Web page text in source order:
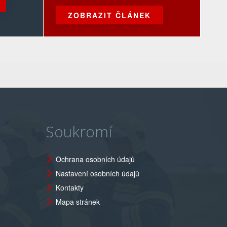
ZOBRAZIT ČLÁNEK
Soukromí
Ochrana osobních údajů
Nastavení osobních údajů
Kontakty
Mapa stránek